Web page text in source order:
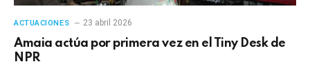
ACTUACIONES 23 abril 2026
Amaia actúa por primera vez en el Tiny Desk de
NPR